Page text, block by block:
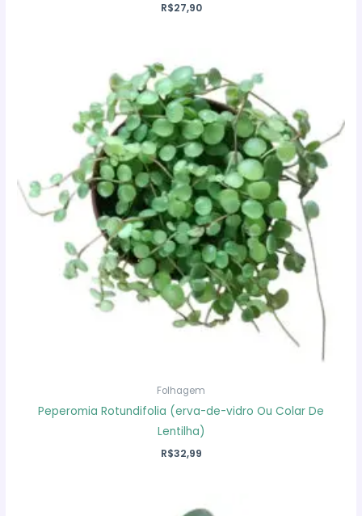
R$27,90
Folhagem
Peperomia Rotundifolia (erva-de-vidro Ou Colar De
Lentilha)
R$32,99